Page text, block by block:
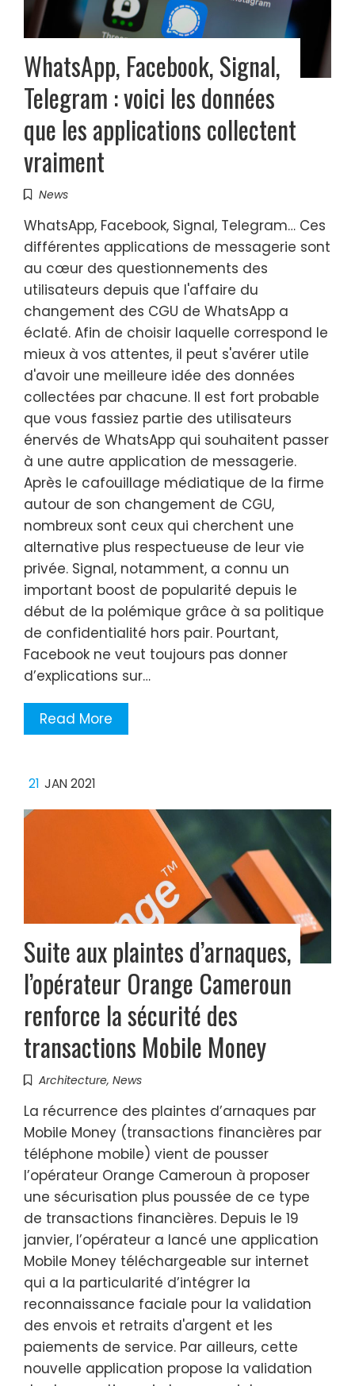
WhatsApp, Facebook, Signal,
Telegram : voici les données
que les applications collectent
vraiment
News
WhatsApp, Facebook, Signal, Telegram… Ces
différentes applications de messagerie sont
au cœur des questionnements des
utilisateurs depuis que l'affaire du
changement des CGU de WhatsApp a
éclaté. Afin de choisir laquelle correspond le
mieux à vos attentes, il peut s'avérer utile
d'avoir une meilleure idée des données
collectées par chacune. Il est fort probable
que vous fassiez partie des utilisateurs
énervés de WhatsApp qui souhaitent passer
à une autre application de messagerie.
Après le cafouillage médiatique de la firme
autour de son changement de CGU,
nombreux sont ceux qui cherchent une
alternative plus respectueuse de leur vie
privée. Signal, notamment, a connu un
important boost de popularité depuis le
début de la polémique grâce à sa politique
de confidentialité hors pair. Pourtant,
Facebook ne veut toujours pas donner
d’explications sur…
Read More
21 JAN 2021
Suite aux plaintes d’arnaques,
l’opérateur Orange Cameroun
renforce la sécurité des
transactions Mobile Money
Architecture, News
La récurrence des plaintes d’arnaques par
Mobile Money (transactions financières par
téléphone mobile) vient de pousser
l’opérateur Orange Cameroun à proposer
une sécurisation plus poussée de ce type
de transactions financières. Depuis le 19
janvier, l’opérateur a lancé une application
Mobile Money téléchargeable sur internet
qui a la particularité d’intégrer la
reconnaissance faciale pour la validation
des envois et retraits d'argent et les
paiements de service. Par ailleurs, cette
nouvelle application propose la validation